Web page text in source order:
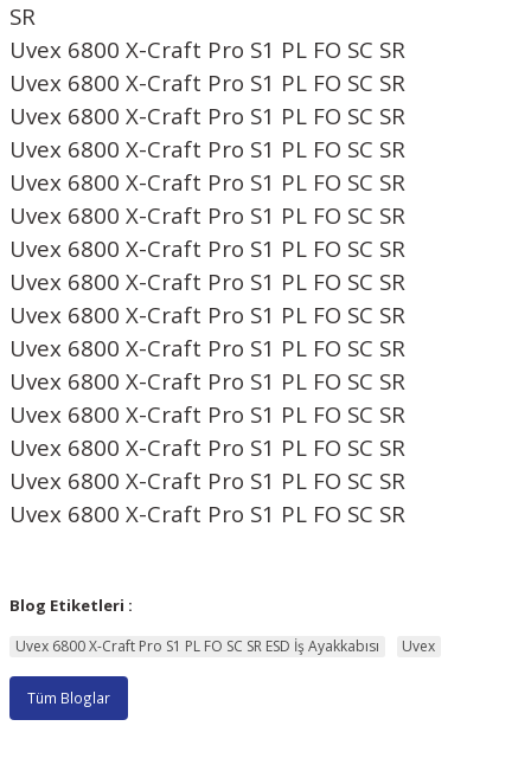
SR
Uvex 6800 X-Craft Pro S1 PL FO SC SR
Uvex 6800 X-Craft Pro S1 PL FO SC SR
Uvex 6800 X-Craft Pro S1 PL FO SC SR
Uvex 6800 X-Craft Pro S1 PL FO SC SR
Uvex 6800 X-Craft Pro S1 PL FO SC SR
Uvex 6800 X-Craft Pro S1 PL FO SC SR
Uvex 6800 X-Craft Pro S1 PL FO SC SR
Uvex 6800 X-Craft Pro S1 PL FO SC SR
Uvex 6800 X-Craft Pro S1 PL FO SC SR
Uvex 6800 X-Craft Pro S1 PL FO SC SR
Uvex 6800 X-Craft Pro S1 PL FO SC SR
Uvex 6800 X-Craft Pro S1 PL FO SC SR
Uvex 6800 X-Craft Pro S1 PL FO SC SR
Uvex 6800 X-Craft Pro S1 PL FO SC SR
Uvex 6800 X-Craft Pro S1 PL FO SC SR
Blog Etiketleri :
Uvex 6800 X-Craft Pro S1 PL FO SC SR ESD İş Ayakkabısı Uvex
Tüm Bloglar